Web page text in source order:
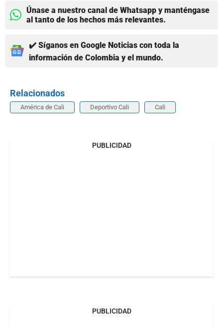
Únase a nuestro canal de Whatsapp y manténgase
al tanto de los hechos más relevantes.
✔️ Síganos en Google Noticias con toda la
información de Colombia y el mundo.
Relacionados
América de Cali Deportivo Cali Cali
PUBLICIDAD
PUBLICIDAD